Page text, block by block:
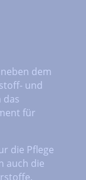
dem
und
das
für
die Pflege
auch die